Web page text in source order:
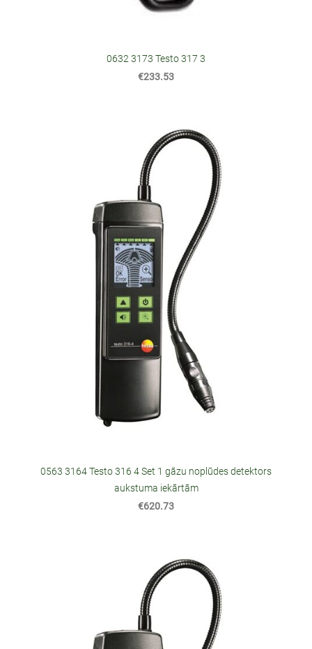
0632 3173 Testo 317 3
€233.53
0563 3164 Testo 316 4 Set 1 gāzu noplūdes detektors
aukstuma iekārtām
€620.73